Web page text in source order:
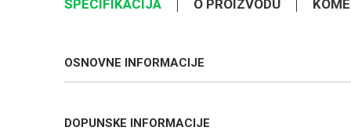
SPECIFIKACIJA O PROIZVODU
OSNOVNE INFORMACIJE
DOPUNSKE INFORMACIJE